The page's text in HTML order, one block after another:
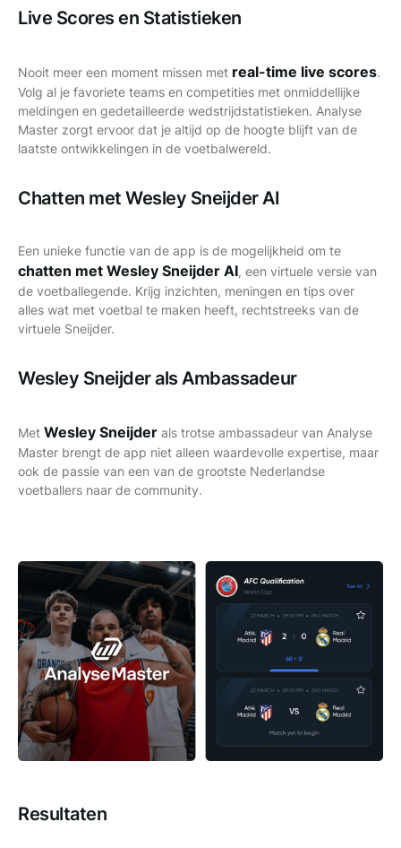
Live Scores en Statistieken
Nooit meer een moment missen met real-time live scores.
Volg al je favoriete teams en competities met onmiddellijke
meldingen en gedetailleerde wedstrijdstatistieken. Analyse
Master zorgt ervoor dat je altijd op de hoogte blijft van de
laatste ontwikkelingen in de voetbalwereld.
Chatten met Wesley Sneijder AI
Een unieke functie van de app is de mogelijkheid om te
chatten met Wesley Sneijder AI, een virtuele versie van
de voetballegende. Krijg inzichten, meningen en tips over
alles wat met voetbal te maken heeft, rechtstreeks van de
virtuele Sneijder.
Wesley Sneijder als Ambassadeur
Met Wesley Sneijder als trotse ambassadeur van Analyse
Master brengt de app niet alleen waardevolle expertise, maar
ook de passie van een van de grootste Nederlandse
voetballers naar de community.
Resultaten